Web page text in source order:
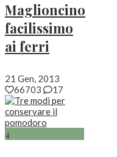
Maglioncino
facilissimo
ai ferri
21 Gen, 2013
66703
17
4